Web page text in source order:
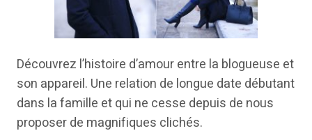
Découvrez l’histoire d’amour entre la blogueuse et
son appareil. Une relation de longue date débutant
dans la famille et qui ne cesse depuis de nous
proposer de magnifiques clichés.